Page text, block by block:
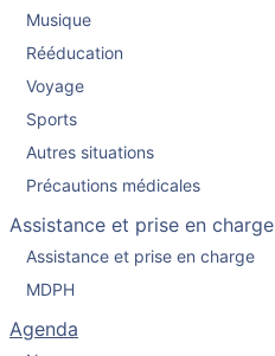
Musique
Rééducation
Voyage
Sports
Autres situations
Précautions médicales
Assistance et prise en charge
Assistance et prise en charge
MDPH
Agenda